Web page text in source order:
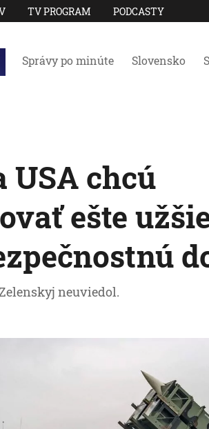
TV PROGRAM PODCASTY
Správy po minúte Slovensko
USA chcú
ešte
neuviedol.